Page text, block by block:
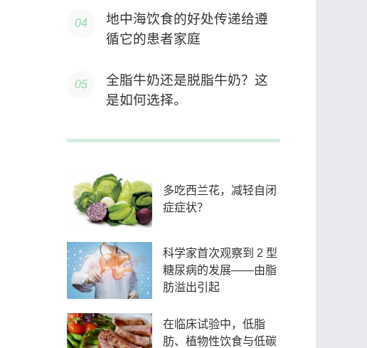
地中海饮食的好处传递给遵
循它的患者家庭
全脂牛奶还是脱脂牛奶？这
是如何选择。
多吃西兰花，减轻自闭
症症状？
科学家首次观察到 2 型
糖尿病的发展——由脂
肪溢出引起
在临床试验中，低脂
肪、植物性饮食与低碳